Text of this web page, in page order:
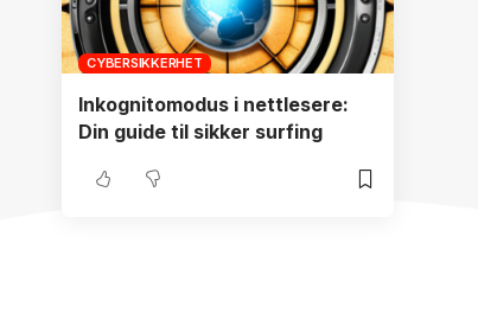
CYBERSIKKERHET
Inkognitomodus i nettlesere:
Din guide til sikker surfing